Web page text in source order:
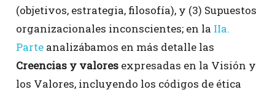
(objetivos, estrategia, filosofía), y (3) Supuestos
organizacionales inconscientes; en la IIa.
Parte analizábamos en más detalle las
Creencias y valores expresadas en la Visión y
los Valores, incluyendo los códigos de ética